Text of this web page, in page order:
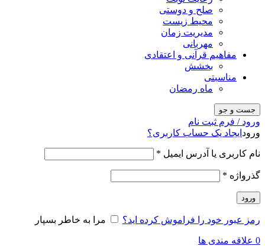
صلح و دوستی
محیط زیست
مدیریت زمان
مهربانی
مفاهیم قرآنی و اعتقادی
بخشش
مناسبتی
ماه رمضان
جست و جو
ورود / فرم ثبت نام
ورود ایجاد یک حساب کاربری؟
نام کاربری یا آدرس ایمیل *
گذرواژه *
ورود
رمز عبور خود را فراموش کرده اید؟ مرا به خاطر بسپار
0 علاقه مندی ها